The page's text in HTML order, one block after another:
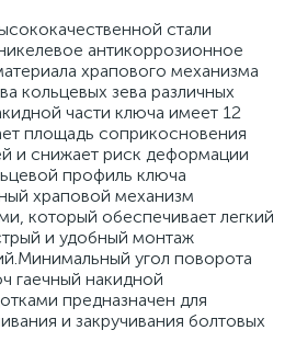
стали
антикоррозионное
храпового механизма
кольцевых зева различных
части ключа имеет 12
площадь соприкосновения
и снижает риск деформации
профиль ключа
храповой механизм
который обеспечивает легкий
и удобный монтаж
угол поворота
гаечный накидной
предназначен для
и закручивания болтовых